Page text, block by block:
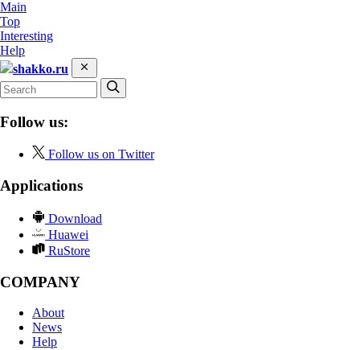
Main
Top
Interesting
Help
shakko.ru
Follow us:
Follow us on Twitter
Applications
Download
Huawei
RuStore
COMPANY
About
News
Help